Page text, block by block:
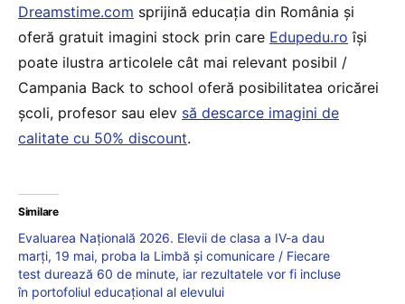
Dreamstime.com sprijină educaţia din România şi
oferă gratuit imagini stock prin care Edupedu.ro îşi
poate ilustra articolele cât mai relevant posibil /
Campania Back to school oferă posibilitatea oricărei
școli, profesor sau elev să descarce imagini de
calitate cu 50% discount.
Similare
Evaluarea Națională 2026. Elevii de clasa a IV-a dau
marți, 19 mai, proba la Limbă și comunicare / Fiecare
test durează 60 de minute, iar rezultatele vor fi incluse
în portofoliul educațional al elevului